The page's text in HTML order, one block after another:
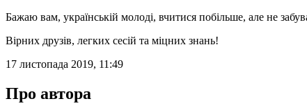
Бажаю вам, українській молоді, вчитися побільше, але не
Вірних друзів, легких сесій та міцних знань!
17 листопада 2019, 11:49
Про автора